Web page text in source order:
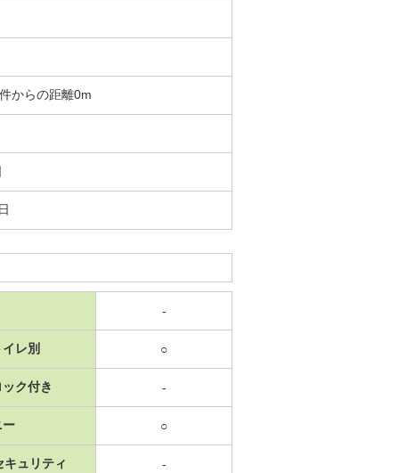
からの距離0m
-
レ別 ○
ク付き -
ー ○
キュリティ -